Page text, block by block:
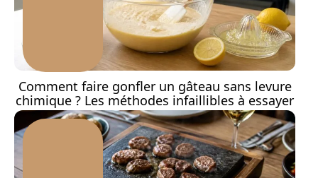
Comment faire gonfler un gâteau sans levure
chimique ? Les méthodes infaillibles à essayer